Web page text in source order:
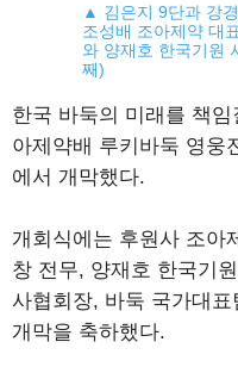
▲ 김은지 9단과 강
조성배 조아제약 대
와 양재호 한국기원
째)
한국 바둑의 미래를 책
아제약배 루키바둑 영웅
에서 개막했다.
개회식에는 후원사 조아
창 전무, 양재호 한국기
사협회장, 바둑 국가대
개막을 축하했다.